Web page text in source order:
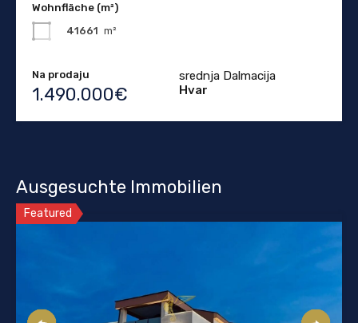
Wohnfläche (m²)
41661 m²
Na prodaju
1.490.000€
srednja Dalmacija
Hvar
Ausgesuchte Immobilien
Featured